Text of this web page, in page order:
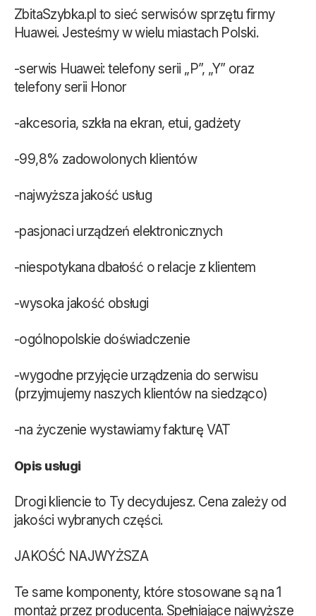
ZbitaSzybka.pl to sieć serwisów sprzętu firmy
Huawei. Jesteśmy w wielu miastach Polski.
-serwis Huawei: telefony serii „P”, „Y” oraz
telefony serii Honor
-akcesoria, szkła na ekran, etui, gadżety
-99,8% zadowolonych klientów
-najwyższa jakość usług
-pasjonaci urządzeń elektronicznych
-niespotykana dbałość o relacje z klientem
-wysoka jakość obsługi
-ogólnopolskie doświadczenie
-wygodne przyjęcie urządzenia do serwisu
(przyjmujemy naszych klientów na siedząco)
-na życzenie wystawiamy fakturę VAT
Opis usługi
Drogi kliencie to Ty decydujesz. Cena zależy od
jakości wybranych części.
JAKOŚĆ NAJWYŻSZA
Te same komponenty, które stosowane są na 1
montaż przez producenta. Spełniające najwyższe